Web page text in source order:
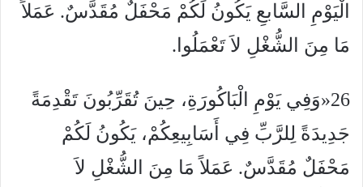
الْيَوْمِ السَّابعِ يَكُونُ لَكُمْ مَحْفَلٌ مُقَدَّسٌ. عَمَلاً
مَا مِنَ الشُّغْلِ لاَ تَعْمَلُوا.
26«وَفِي يَوْمِ الْبَاكُورَةِ، حِينَ تُقَرِّبُونَ تَقْدِمَةً
جَدِيدَةً لِلرَّبِّ فِي أَسَابِيعِكُمْ، يَكُونُ لَكُمْ
مَحْفَلٌ مُقَدَّسٌ. عَمَلاً مَا مِنَ الشُّغْلِ لاَ